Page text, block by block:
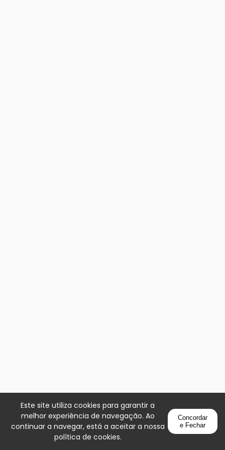
Este site utiliza cookies para garantir a
melhor experiência de navegação. Ao
continuar a navegar, está a aceitar a nossa
política de cookies.
Concordar
e Fechar